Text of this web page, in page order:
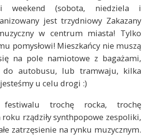
weekend (sobota, niedziela i
jest trzydniowy Zakazany
w centrum miasta! Tylko
pomysłowi! Mieszkańcy nie muszą
na pole namiotowe z bagażami,
do autobusu, lub tramwaju, kilka
u celu drogi :)
trochę rocka, trochę
rządziły synthpopowe zespoliki,
zatrzęsienie na rynku muzycznym.